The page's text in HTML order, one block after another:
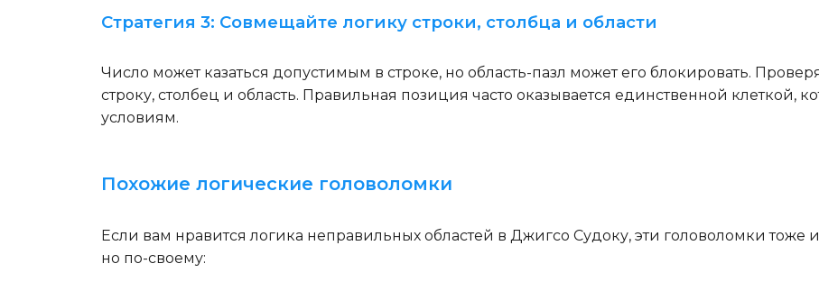
Стратегия 3: Совмещайте логику строки, столбца и области
Число может казаться допустимым в строке, но область-пазл может его блокировать.
строку, столбец и область. Правильная позиция часто оказывается единственной клеткой,
условиям.
Похожие логические головоломки
Если вам нравится логика неправильных областей в Джигсо Судоку, эти головоломки
но по-своему: